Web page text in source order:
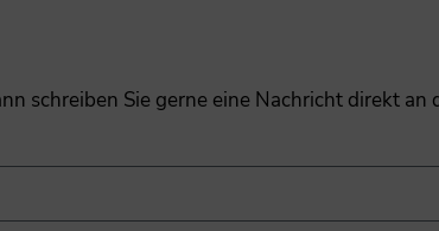
schreiben Sie gerne eine Nachricht direkt an